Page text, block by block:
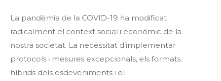
La pandèmia de la COVID-19 ha modificat
radicalment el context social i econòmic de la
nostra societat. La necessitat d’implementar
protocols i mesures excepcionals, els formats
híbrids dels esdeveniments i el